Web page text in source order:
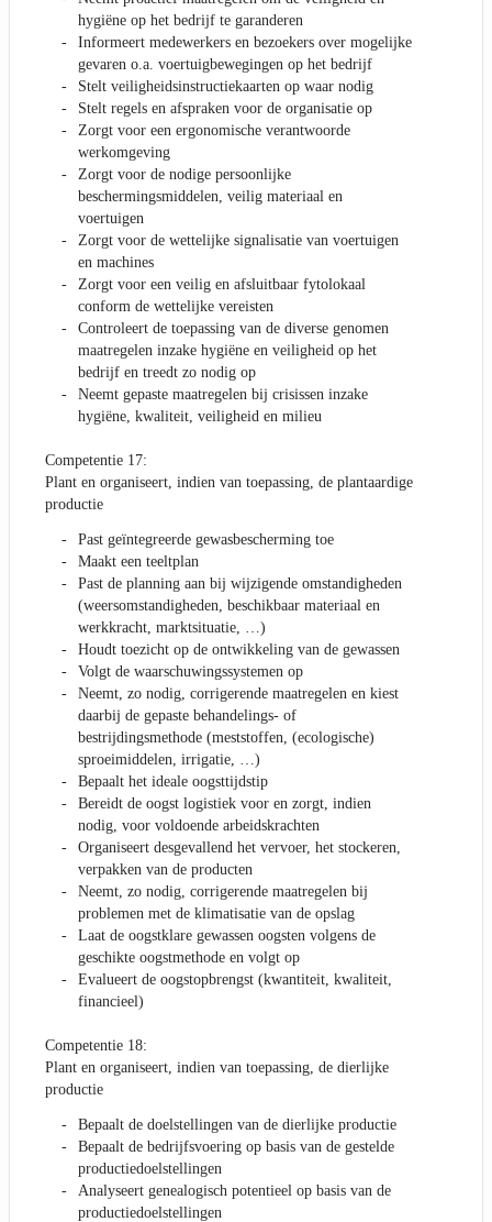
hygiëne op het bedrijf te garanderen
Informeert medewerkers en bezoekers over mogelijke
gevaren o.a. voertuigbewegingen op het bedrijf
Stelt veiligheidsinstructiekaarten op waar nodig
Stelt regels en afspraken voor de organisatie op
Zorgt voor een ergonomische verantwoorde
werkomgeving
Zorgt voor de nodige persoonlijke
beschermingsmiddelen, veilig materiaal en
voertuigen
Zorgt voor de wettelijke signalisatie van voertuigen
en machines
Zorgt voor een veilig en afsluitbaar fytolokaal
conform de wettelijke vereisten
Controleert de toepassing van de diverse genomen
maatregelen inzake hygiëne en veiligheid op het
bedrijf en treedt zo nodig op
Neemt gepaste maatregelen bij crisissen inzake
hygiëne, kwaliteit, veiligheid en milieu
Competentie 17:
Plant en organiseert, indien van toepassing, de plantaardige
productie
Past geïntegreerde gewasbescherming toe
Maakt een teeltplan
Past de planning aan bij wijzigende omstandigheden
(weersomstandigheden, beschikbaar materiaal en
werkkracht, marktsituatie, …)
Houdt toezicht op de ontwikkeling van de gewassen
Volgt de waarschuwingssystemen op
Neemt, zo nodig, corrigerende maatregelen en kiest
daarbij de gepaste behandelings- of
bestrijdingsmethode (meststoffen, (ecologische)
sproeimiddelen, irrigatie, …)
Bepaalt het ideale oogsttijdstip
Bereidt de oogst logistiek voor en zorgt, indien
nodig, voor voldoende arbeidskrachten
Organiseert desgevallend het vervoer, het stockeren,
verpakken van de producten
Neemt, zo nodig, corrigerende maatregelen bij
problemen met de klimatisatie van de opslag
Laat de oogstklare gewassen oogsten volgens de
geschikte oogstmethode en volgt op
Evalueert de oogstopbrengst (kwantiteit, kwaliteit,
financieel)
Competentie 18:
Plant en organiseert, indien van toepassing, de dierlijke
productie
Bepaalt de doelstellingen van de dierlijke productie
Bepaalt de bedrijfsvoering op basis van de gestelde
productiedoelstellingen
Analyseert genealogisch potentieel op basis van de
productiedoelstellingen